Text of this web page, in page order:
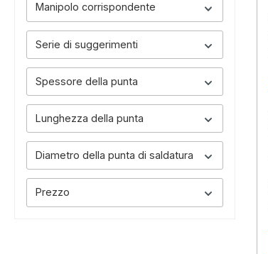
Manipolo corrispondente
Serie di suggerimenti
Spessore della punta
Lunghezza della punta
Diametro della punta di saldatura
Prezzo